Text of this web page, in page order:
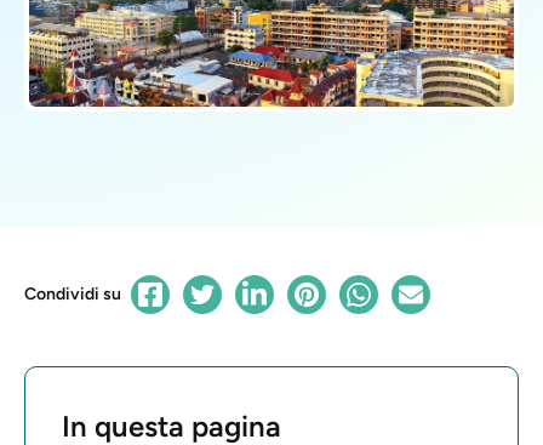
Condividi su
In questa pagina